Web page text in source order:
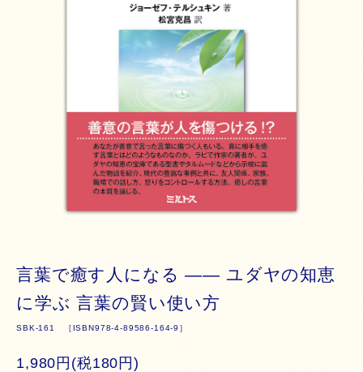
言葉で癒す人になる ―― ユダヤの知恵
に学ぶ 言葉の賢い使い方
SBK-161 ［ISBN978-4-89586-164-9］
1,980円(税180円)